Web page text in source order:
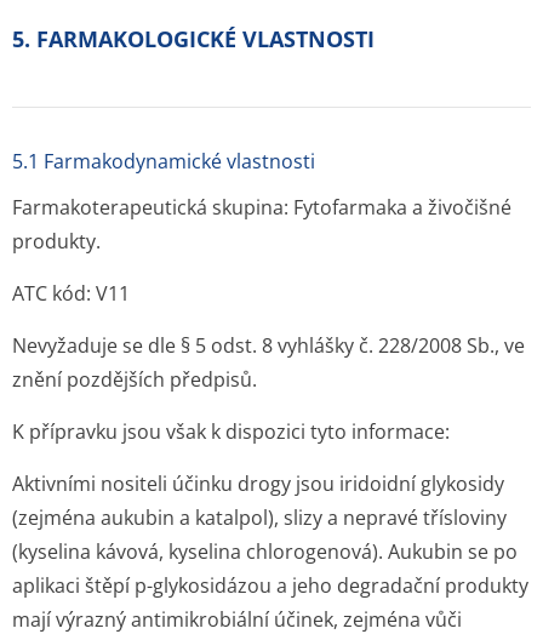
5. FARMAKOLOGICKÉ VLASTNOSTI
5.1 Farmakodynamické vlastnosti
Farmakoterapeutická skupina: Fytofarmaka a živočišné
produkty.
ATC kód: V11
Nevyžaduje se dle § 5 odst. 8 vyhlášky č. 228/2008 Sb., ve
znění pozdějších předpisů.
K přípravku jsou však k dispozici tyto informace:
Aktivními nositeli účinku drogy jsou iridoidní glykosidy
(zejména aukubin a katalpol), slizy a nepravé třísloviny
(kyselina kávová, kyselina chlorogenová). Aukubin se po
aplikaci štěpí p-glykosidázou a jeho degradační produkty
mají výrazný antimikrobiální účinek, zejména vůči